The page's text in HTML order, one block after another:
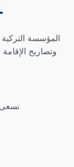
المؤسسة
وتصاريح
نسعى